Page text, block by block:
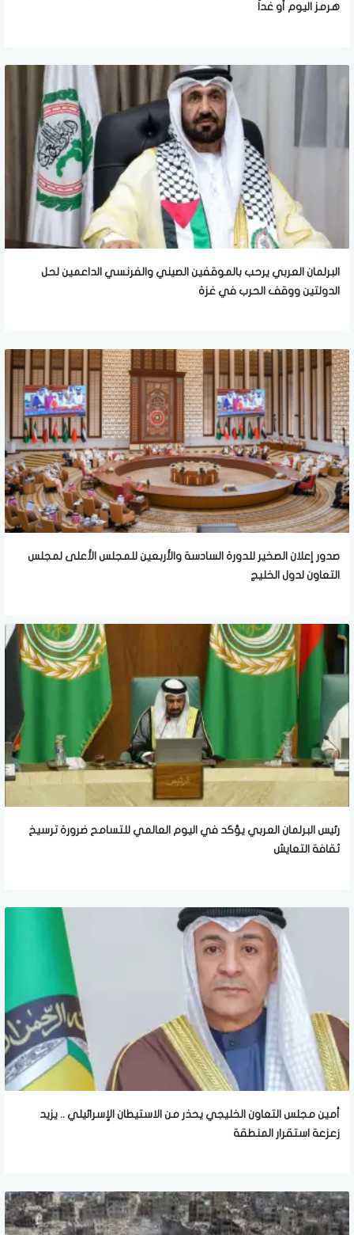
هرمز اليوم أو غداً
البرلمان العربي يرحب بالموقفين الصيني والفرنسي الداعمين لحل
الدولتين ووقف الحرب في غزة
صدور إعلان الصخير للدورة السادسة والأربعين للمجلس الأعلى لمجلس
التعاون لدول الخليج
رئيس البرلمان العربي يؤكد في اليوم العالمي للتسامح ضرورة ترسيخ
ثقافة التعايش
أمين مجلس التعاون الخليجي يحذر من الاستيطان الإسرائيلي .. يزيد
زعزعة استقرار المنطقة